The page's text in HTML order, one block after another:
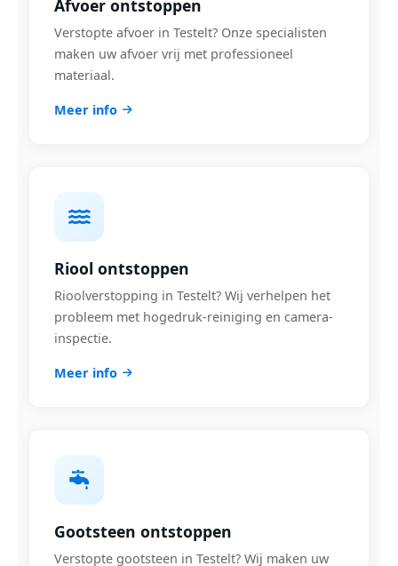
Afvoer ontstoppen
Verstopte afvoer in Testelt? Onze specialisten
maken uw afvoer vrij met professioneel
materiaal.
Meer info
Riool ontstoppen
Rioolverstopping in Testelt? Wij verhelpen het
probleem met hogedruk-reiniging en camera-
inspectie.
Meer info
Gootsteen ontstoppen
Verstopte gootsteen in Testelt? Wij maken uw